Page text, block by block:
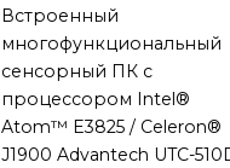
Встроенный
многофункциональный
сенсорный ПК с
процессором Intel®
Atom™ E3825 / Celeron®
J1900 Advantech UTC-